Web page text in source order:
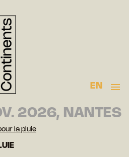
EN
2026, NANTES
la pluie